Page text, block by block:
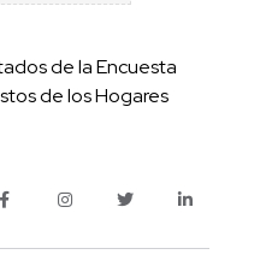
de la Encuesta
de los Hogares